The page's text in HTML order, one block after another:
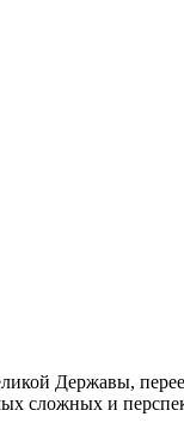
Державы,
сложных и